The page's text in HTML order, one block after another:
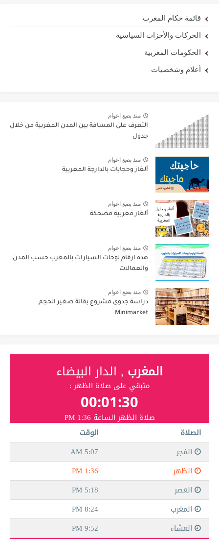
قائمة حكام المغرب
الحركات والأحزاب السياسية
الحكومات المغربية
أعلام وشخصيات
منذ بضع اعوام
التعرف على المسافة بين المدن المغربية من خلال
جدول
منذ بضع اعوام
ألغاز وحجايات بالدارجة المغربية
منذ بضع اعوام
ألغاز مغربية مضحكة
منذ بضع اعوام
هذه ارقام لوحات السيارات بالمغرب حسب المدن
والعمالات
منذ بضع اعوام
دراسة جدوى مشروع بقالة صغير الحجم
Minimarket